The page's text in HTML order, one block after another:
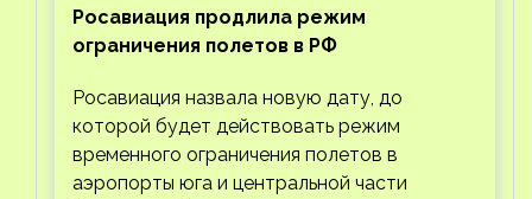
Росавиация продлила режим
ограничения полетов в РФ
Росавиация назвала новую дату, до
которой будет действовать режим
временного ограничения полетов в
аэропорты юга и центральной части